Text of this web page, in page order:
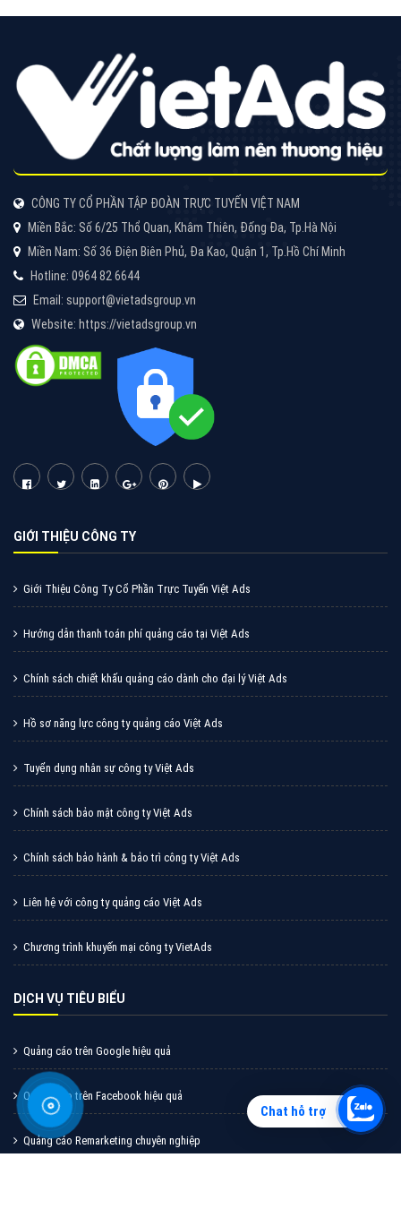
Chat hỗ trợ
Cốc Cốc là trình duyệt web trực tuyến hiệu quả, hãy
cùng VietAds tìm hiểu về các hình thức quảng cáo
của trình duyệt Cốc Cốc
XEM CHI TIẾT
Quảng cáo Zalo
Vì sao doanh nghiệp bạn nên quảng cáo trên Zalo?
cáo Zalo hiệu quả
Quảng cáo TikTok
hiệu quả hiện nay và được nhiều doanh nghiệp lựa
chọn quảng cáo video
XEM CHI TIẾT